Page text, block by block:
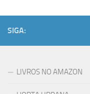
SIGA:
LIVROS NO AMAZON